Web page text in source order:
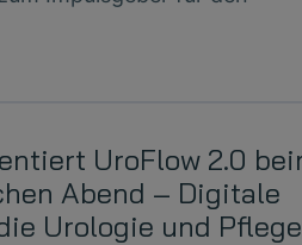
UroFlow 2.0
Abend – Digitale
Urologie und Pflege